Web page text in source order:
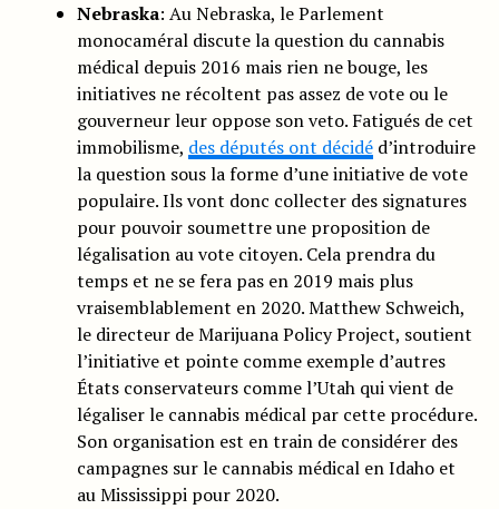
Nebraska: Au Nebraska, le Parlement
monocaméral discute la question du cannabis
médical depuis 2016 mais rien ne bouge, les
initiatives ne récoltent pas assez de vote ou le
gouverneur leur oppose son veto. Fatigués de cet
immobilisme, des députés ont décidéd’introduire
la question sous la forme d’une initiative de vote
populaire. Ils vont donc collecter des signatures
pour pouvoir soumettre une proposition de
légalisation au vote citoyen. Cela prendra du
temps et ne se fera pas en 2019 mais plus
vraisemblablement en 2020. Matthew Schweich,
le directeur de Marijuana Policy Project, soutient
l’initiative et pointe comme exemple d’autres
États conservateurs comme l’Utah qui vient de
légaliser le cannabis médical par cette procédure.
Son organisation est en train de considérer des
campagnes sur le cannabis médical en Idaho et
au Mississippi pour 2020.